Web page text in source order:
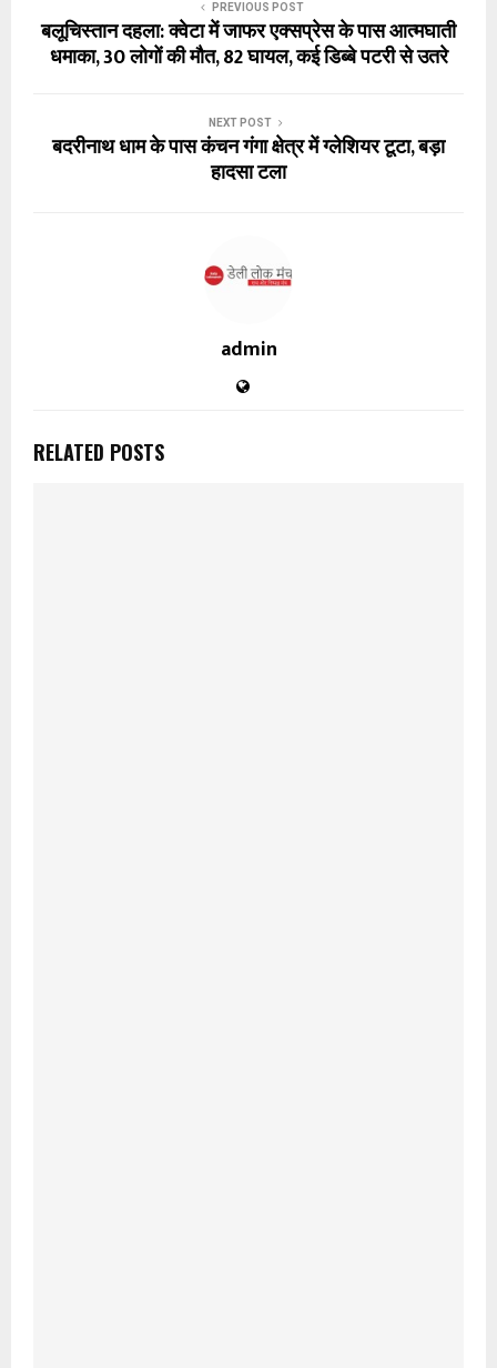
PREVIOUS POST
बलूचिस्तान दहला: क्वेटा में जाफर एक्सप्रेस के पास आत्मघाती
धमाका, 30 लोगों की मौत, 82 घायल, कई डिब्बे पटरी से उतरे
NEXT POST
बदरीनाथ धाम के पास कंचन गंगा क्षेत्र में ग्लेशियर टूटा, बड़ा
हादसा टला
admin
RELATED POSTS